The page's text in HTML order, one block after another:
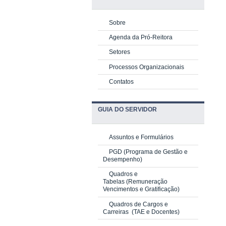
Sobre
Agenda da Pró-Reitora
Setores
Processos Organizacionais
Contatos
GUIA DO SERVIDOR
Assuntos e Formulários
PGD (Programa de Gestão e
Desempenho)
Quadros e
Tabelas (Remuneração
Vencimentos e Gratificação)
Quadros de Cargos e
Carreiras (TAE e Docentes)